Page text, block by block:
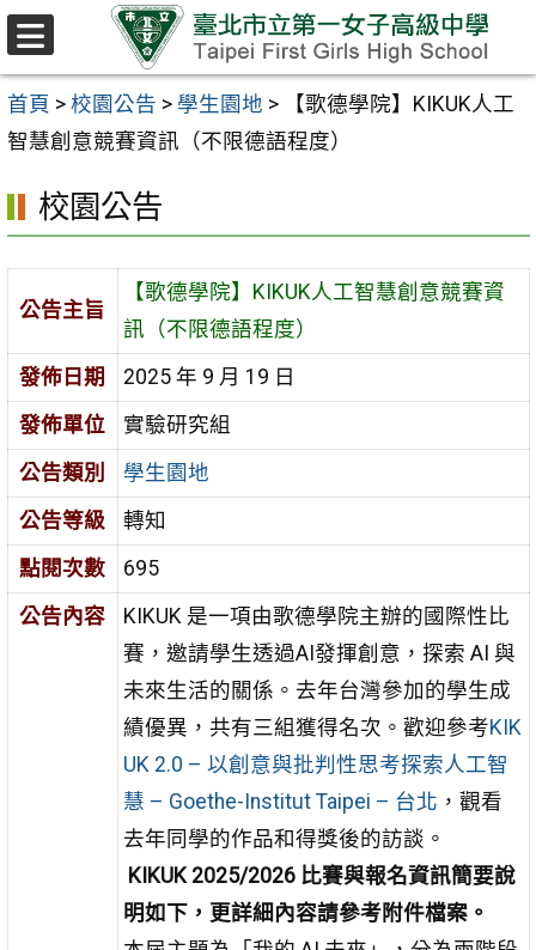
跳至主要內容區
首頁 > 校園公告 > 學生園地 >
【歌德學院】KIKUK人工
智慧創意競賽資訊（不限德語程度）
校園公告
公告主旨
【歌德學院】KIKUK人工智慧創意競賽資
訊（不限德語程度）
發佈日期
2025 年 9 月 19 日
發佈單位
實驗研究組
公告類別
學生園地
公告等級
轉知
點閱次數
695
公告內容
KIKUK 是一項由歌德學院主辦的國際性比
賽，邀請學生透過AI發揮創意，探索 AI 與
未來生活的關係。去年台灣參加的學生成
績優異，共有三組獲得名次。歡迎參考KIK
UK 2.0 – 以創意與批判性思考探索人工智
慧 – Goethe-Institut Taipei – 台北 ，觀看
去年同學的作品和得獎後的訪談。
KIKUK 2025/2026 比賽與報名資訊簡要說
明如下，更詳細內容請參考附件檔案。
選
單